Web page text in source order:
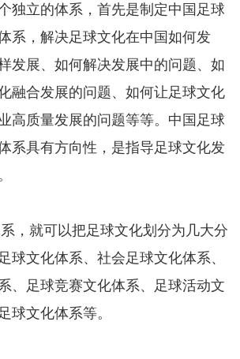
独立的体系，首先是制定中国足球
系，解决足球文化在中国如何发
发展、如何解决发展中的问题、如
融合发展的问题、如何让足球文化
高质量发展的问题等等。中国足球
系具有方向性，是指导足球文化发
就可以把足球文化划分为几大分
文化体系、社会足球文化体系、
、足球竞赛文化体系、足球活动文
球文化体系等。